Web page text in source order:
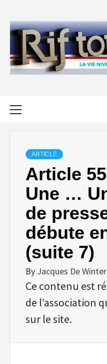
content
ARTICLE
Article
Une …
de
débute
(suite 7)
By Jacques De Winter
Ce contenu est
de l’association
sur le site.